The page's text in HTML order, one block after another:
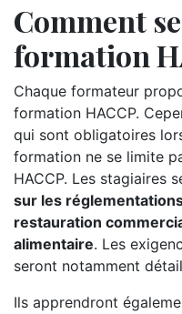
Comment
formation
Chaque formateur
formation HACCP.
qui sont obligatoires
formation ne se limite
HACCP. Les stagiaires
sur les
restauration
alimentaire. Les
seront notamment
Ils apprendront